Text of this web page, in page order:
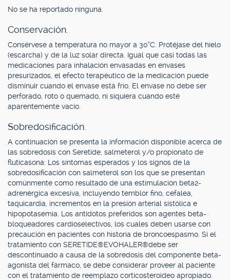
No se ha reportado ninguna.
Conservación.
Consérvese a temperatura no mayor a 30°C. Protéjase del hielo
(escarcha) y de la luz solar directa. Igual que casi todas las
medicaciones para inhalación envasadas en envases
presurizados, el efecto terapéutico de la medicación puede
disminuir cuando el envase está frío. El envase no debe ser
perforado, roto o quemado, ni siquiera cuando esté
aparentemente vacío.
Sobredosificación.
A continuación se presenta la información disponible acerca de
las sobredosis con Seretide, salmeterol y/o propionato de
fluticasona: Los síntomas esperados y los signos de la
sobredosificación con salmeterol son los que se presentan
comúnmente como resultado de una estimulación beta2-
adrenérgica excesiva, incluyendo temblor fino, cefalea,
taquicardia, incrementos en la presión arterial sistólica e
hipopotasemia. Los antídotos preferidos son agentes beta-
bloqueadores cardioselectivos, los cuales deben usarse con
precaución en pacientes con historia de broncoespasmo. Si el
tratamiento con SERETIDE®EVOHALER®debe ser
descontinuado a causa de la sobredosis del componente beta-
agonista del fármaco, se debe considerar proveer al paciente
con el tratamiento de reemplazo corticosteroideo apropiado.